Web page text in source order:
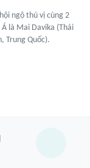
ngộ thú vị cùng 2
là Mai Davika (Thái
Trung Quốc).